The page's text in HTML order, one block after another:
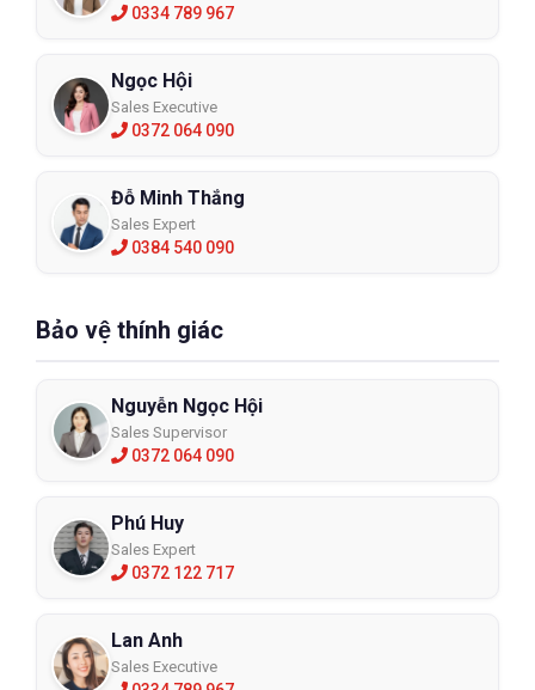
0334 789 967
Ngọc Hội
Sales Executive
0372 064 090
Đỗ Minh Thắng
Sales Expert
0384 540 090
Bảo vệ thính giác
Nguyễn Ngọc Hội
Sales Supervisor
0372 064 090
Phú Huy
Sales Expert
0372 122 717
Lan Anh
Sales Executive